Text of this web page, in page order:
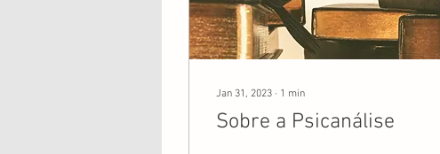
Jan 31, 2023 ∙ 1 min
Sobre a Psicanálise